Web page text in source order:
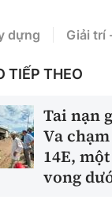
dựng Giải trí
TIẾP THEO
Tai nạn
Va
14E,
vong